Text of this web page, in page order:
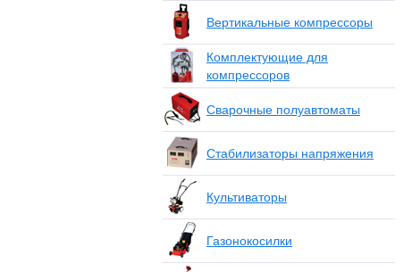
Вертикальные компрессоры
Комплектующие для
компрессоров
Сварочные полуавтоматы
Стабилизаторы напряжения
Культиваторы
Газонокосилки